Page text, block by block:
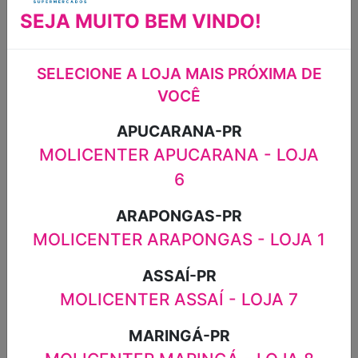
250G
DELÍCIA 500G
R$8,98
SAL ZERO
MANTEIGA DE
PRIMEIRA
QUALIDADE COM
SEJA MUITO BEM VINDO!
SELECIONE A LOJA MAIS PRÓXIMA DE
VOCÊ
APUCARANA-PR
MOLICENTER APUCARANA - LOJA
6
ARAPONGAS-PR
MOLICENTER ARAPONGAS - LOJA 1
ASSAÍ-PR
MOLICENTER ASSAÍ - LOJA 7
MARINGÁ-PR